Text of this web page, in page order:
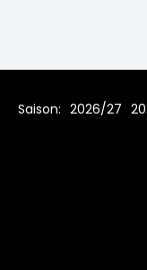
Saison: 2026/27